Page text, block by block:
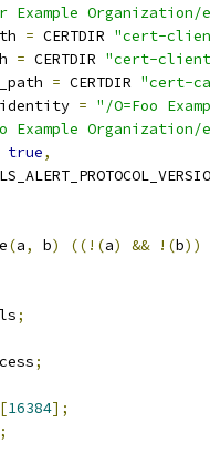
Example Organization/
= CERTDIR "cert-
= CERTDIR "cert-client-
= CERTDIR "cert-
= "/O=Foo
Example Organization/
true,
(a, b) ((!(a) && !(b))
;
;
[16384];
;